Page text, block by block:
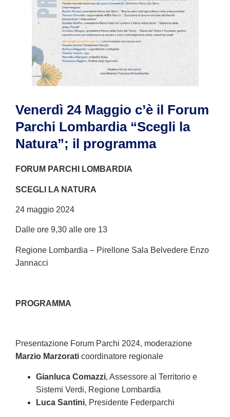
Venerdì 24 Maggio c’è il Forum
Parchi Lombardia “Scegli la
Natura”; il programma
FORUM PARCHI LOMBARDIA
SCEGLI LA NATURA
24 maggio 2024
Dalle ore 9,30 alle ore 13
Regione Lombardia – Pirellone Sala Belvedere Enzo
Jannacci
PROGRAMMA
Presentazione Forum Parchi 2024, moderazione
Marzio Marzorati coordinatore regionale
Gianluca Comazzi, Assessore al Territorio e
Sistemi Verdi, Regione Lombardia
Luca Santini, Presidente Federparchi